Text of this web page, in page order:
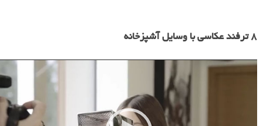
۸ ترفند عکاسی با وسایل آشپزخانه
ر
و